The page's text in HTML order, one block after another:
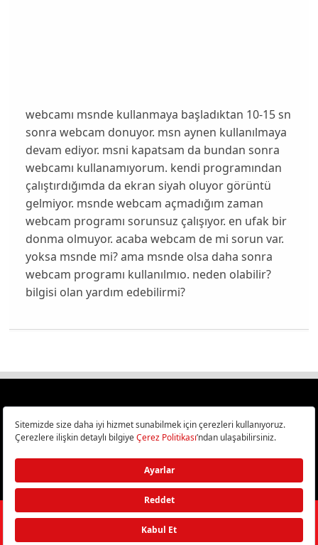
webcamı msnde kullanmaya başladıktan 10-15 sn
sonra webcam donuyor. msn aynen kullanılmaya
devam ediyor. msni kapatsam da bundan sonra
webcamı kullanamıyorum. kendi programından
çalıştırdığımda da ekran siyah oluyor görüntü
gelmiyor. msnde webcam açmadığım zaman
webcam programı sorunsuz çalışıyor. en ufak bir
donma olmuyor. acaba webcam de mi sorun var.
yoksa msnde mi? ama msnde olsa daha sonra
webcam programı kullanılmıo. neden olabilir?
bilgisi olan yardım edebilirmi?
Türkiye
Bilişim ve Teknoloji Haberleri CHIP Online’da!
©2026Doğan Burda Dergi Yayıncılık ve Pazarlama A.Ş./ Tüm hakları
saklıdır.